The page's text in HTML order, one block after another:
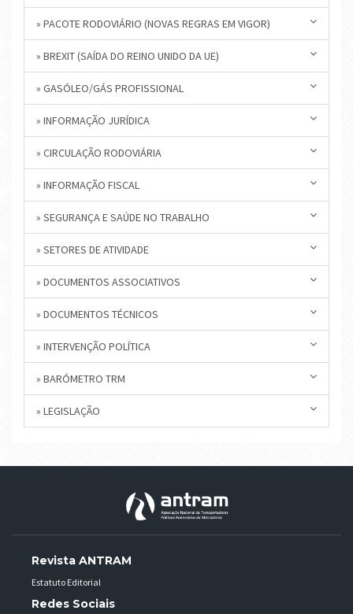
» PACOTE RODOVIÁRIO (NOVAS REGRAS EM VIGOR)
» BREXIT (SAÍDA DO REINO UNIDO DA UE)
» GASÓLEO/GÁS PROFISSIONAL
» INFORMAÇÃO JURÍDICA
» CIRCULAÇÃO RODOVIÁRIA
» INFORMAÇÃO FISCAL
» SEGURANÇA E SAÚDE NO TRABALHO
» SETORES DE ATIVIDADE
» DOCUMENTOS ASSOCIATIVOS
» DOCUMENTOS TÉCNICOS
» INTERVENÇÃO POLÍTICA
» BARÓMETRO TRM
» LEGISLAÇÃO
Revista ANTRAM
Estatuto Editorial
Redes Sociais